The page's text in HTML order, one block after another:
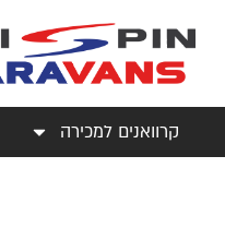
קרוואנים למכירה